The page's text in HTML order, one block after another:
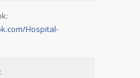
Hospital-